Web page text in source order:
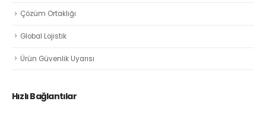
Çözüm Ortaklığı
Global Lojistik
Ürün Güvenlik Uyarısı
Hızlı Bağlantılar